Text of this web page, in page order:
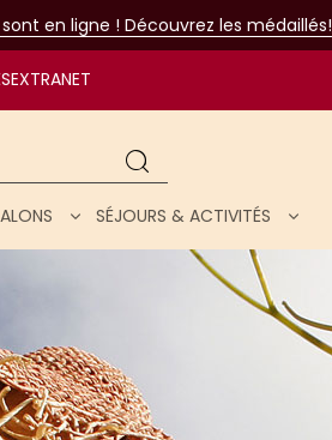
en ligne ! Découvrez les médaillés!
EXTRANET
Chercher
SÉJOURS & ACTIVITÉS